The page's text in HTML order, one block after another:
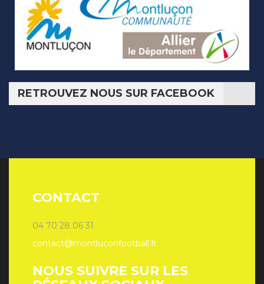
RETROUVEZ NOUS SUR FACEBOOK
CONTACT
04 70 28 06 31
contact@montluconfootball.fr
NOUS SUIVRE SUR LES